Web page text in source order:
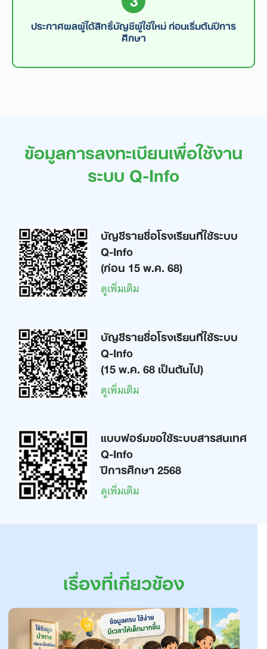
ประกาศผลผู้ได้สิทธิ์บัญชีผู้ใช้ใหม่ ก่อนเริ่มต้นปีการ
ศึกษา
ข้อมูลการลงทะเบียนเพื่อใช้งาน
ระบบ Q-Info
บัญชีรายชื่อโรงเรียนที่ใช้ระบบ
Q-Info
(ก่อน 15 พ.ค. 68)
ดูเพิ่มเติม
บัญชีรายชื่อโรงเรียนที่ใช้ระบบ
Q-Info
(15 พ.ค. 68 เป็นต้นไป)
ดูเพิ่มเติม
แบบฟอร์มขอใช้ระบบสารสนเทศ
Q-Info
ปีการศึกษา 2568
ดูเพิ่มเติม
เรื่องที่เกี่ยวข้อง